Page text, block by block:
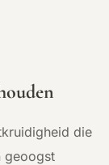
die
geoogst